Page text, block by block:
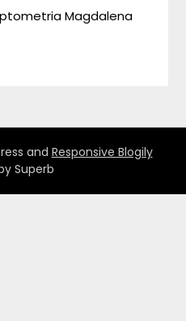
Magdalena
and Responsive Blogily
Superb